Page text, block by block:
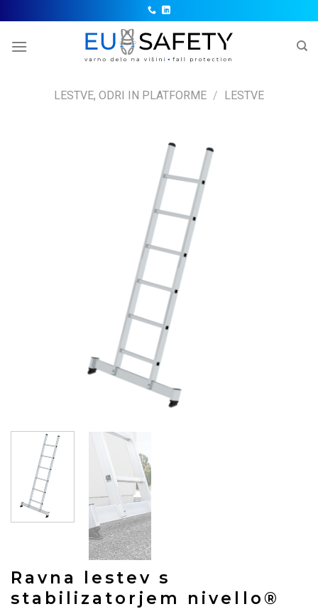
to
content
LESTVE, ODRI IN PLATFORME / LESTVE
Ravna lestev s
stabilizatorjem nivello®